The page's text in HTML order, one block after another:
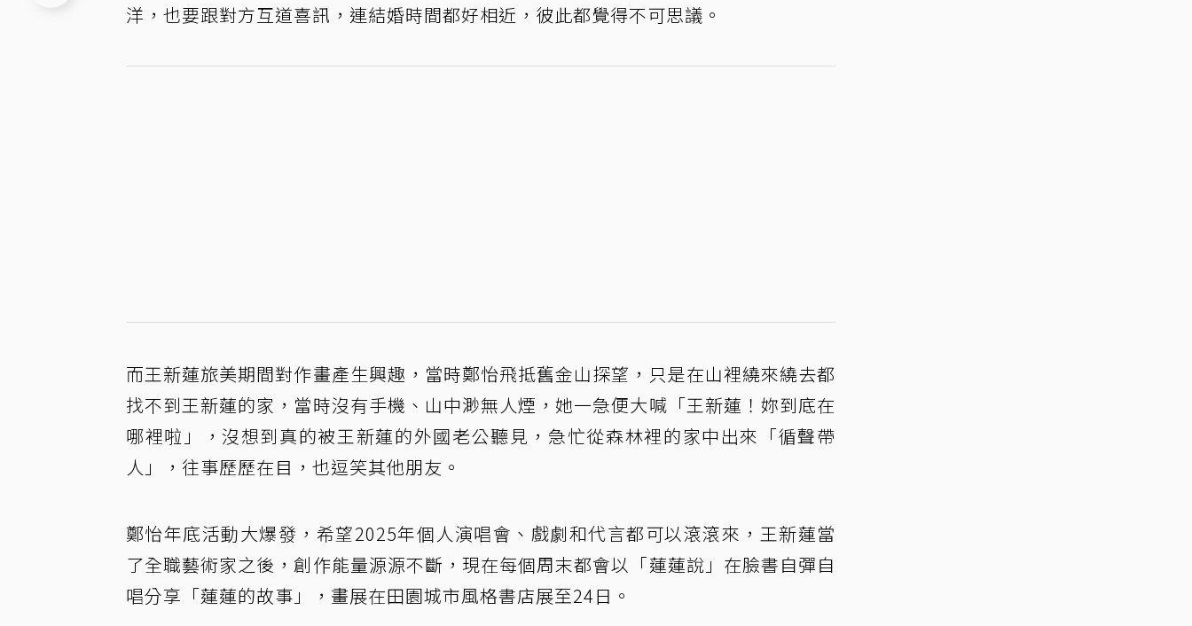
洋，也要跟對方互道喜訊，連結婚時間都好相近，彼此都覺得不可思議。
而王新蓮旅美期間對作畫產生興趣，當時鄭怡飛抵舊金山探望，只是在山裡繞來繞去都
找不到王新蓮的家，當時沒有手機、山中渺無人煙，她一急便大喊「王新蓮！妳到底在
哪裡啦」，沒想到真的被王新蓮的外國老公聽見，急忙從森林裡的家中出來「循聲帶
人」，往事歷歷在目，也逗笑其他朋友。
鄭怡年底活動大爆發，希望2025年個人演唱會、戲劇和代言都可以滾滾來，王新蓮當
了全職藝術家之後，創作能量源源不斷，現在每個周末都會以「蓮蓮說」在臉書自彈自
唱分享「蓮蓮的故事」，畫展在田園城市風格書店展至24日。